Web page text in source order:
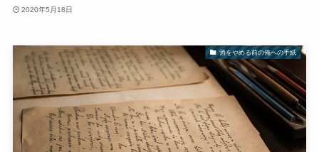
2020年5月18日
酒をやめる前の俺への手紙